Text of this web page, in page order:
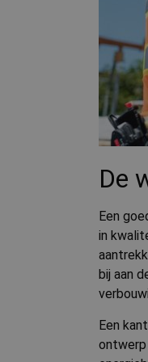
De
Een
in
bij aan
Een
ontwerp